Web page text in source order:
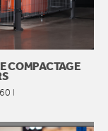
COMPACTAGE
l